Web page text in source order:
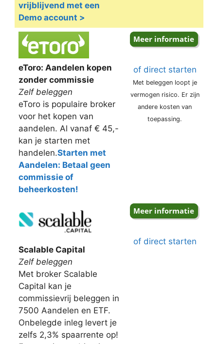
vrijblijvend met een
Demo account >
eToro: Aandelen kopen
zonder commissie
Zelf beleggen
eToro is populaire broker
voor het kopen van
aandelen. Al vanaf € 45,-
kan je starten met
handelen.Starten met
Aandelen: Betaal geen
commissie of
beheerkosten!
of direct starten
Met beleggen loopt je
vermogen risico. Er zijn
andere kosten van
toepassing.
Scalable Capital
Zelf beleggen
Met broker Scalable
Capital kan je
commissievrij beleggen in
7500 Aandelen en ETF.
Onbelegde inleg levert je
zelfs 2,3% spaarrente op!
of direct starten